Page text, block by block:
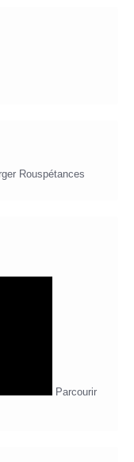
Rouspétances
Parcourir